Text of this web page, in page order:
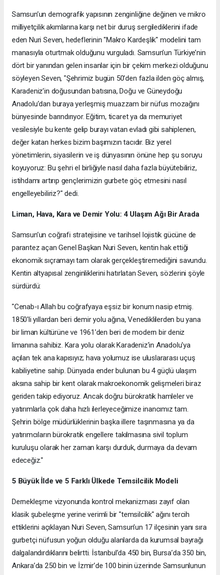
Samsun’un demografik yapısının zenginliğine değinen ve mikro
milliyetçilik akımlarına karşı net bir duruş sergilediklerini ifade
eden Nuri Seven, hedeflerinin "Makro Kardeşlik" modelini tam
manasıyla oturtmak olduğunu vurguladı. Samsun’un Türkiye’nin
dört bir yanından gelen insanlar için bir çekim merkezi olduğunu
söyleyen Seven, "Şehrimiz bugün 50’den fazla ilden göç almış,
Karadeniz’in doğusundan batısına, Doğu ve Güneydoğu
Anadolu’dan buraya yerleşmiş muazzam bir nüfus mozağını
bünyesinde barındırıyor. Eğitim, ticaret ya da memuriyet
vesilesiyle bu kente gelip burayı vatan evladı gibi sahiplenen,
değer katan herkes bizim başımızın tacıdır. Biz yerel
yönetimlerin, siyasilerin ve iş dünyasının önüne hep şu soruyu
koyuyoruz: Bu şehri el birliğiyle nasıl daha fazla büyütebiliriz,
istihdamı artırıp gençlerimizin gurbete göç etmesini nasıl
engelleyebiliriz?" dedi.
Liman, Hava, Kara ve Demir Yolu: 4 Ulaşım Ağı Bir Arada
Samsun’un coğrafi stratejisine ve tarihsel lojistik gücüne de
parantez açan Genel Başkan Nuri Seven, kentin hak ettiği
ekonomik sıçramayı tam olarak gerçekleştiremediğini savundu.
Kentin altyapısal zenginliklerini hatırlatan Seven, sözlerini şöyle
sürdürdü:
"Cenab-ı Allah bu coğrafyaya eşsiz bir konum nasip etmiş.
1850'li yıllardan beri demir yolu ağına, Venediklilerden bu yana
bir liman kültürüne ve 1961'den beri de modern bir deniz
limanına sahibiz. Kara yolu olarak Karadeniz'in Anadolu'ya
açılan tek ana kapısıyız; hava yolumuz ise uluslararası uçuş
kabiliyetine sahip. Dünyada ender bulunan bu 4 güçlü ulaşım
aksına sahip bir kent olarak makroekonomik gelişmeleri biraz
geriden takip ediyoruz. Ancak doğru bürokratik hamleler ve
yatırımlarla çok daha hızlı ilerleyeceğimize inancımız tam.
Şehrin bölge müdürlüklerinin başka illere taşınmasına ya da
yatırımcıların bürokratik engellere takılmasına sivil toplum
kuruluşu olarak her zaman karşı durduk, durmaya da devam
edeceğiz."
5 Büyük İlde ve 5 Farklı Ülkede Temsilcilik Modeli
Dernekleşme vizyonunda kontrol mekanizması zayıf olan
klasik şubeleşme yerine verimli bir "temsilcilik" ağını tercih
ettiklerini açıklayan Nuri Seven, Samsun’un 17 ilçesinin yanı sıra
gurbetçi nüfusun yoğun olduğu alanlarda da kurumsal bayrağı
dalgalandırdıklarını belirtti. İstanbul’da 450 bin, Bursa’da 350 bin,
Ankara’da 250 bin ve İzmir’de 100 binin üzerinde Samsunlunun